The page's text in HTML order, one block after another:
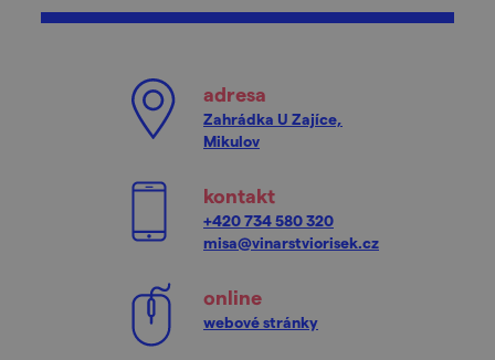
adresa
Zahrádka U Zajíce,
Mikulov
kontakt
+420 734 580 320
misa@vinarstviorisek.cz
online
webové stránky